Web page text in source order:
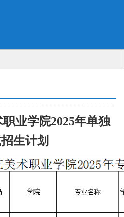
业学院2025年单独
生计划